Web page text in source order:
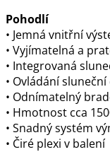
Pohodlí
• Jemná vnitřní
• Vyjímatelná a
• Integrovaná
• Ovládání
• Odnímatelný
• Hmotnost cca
• Snadný systém
• Čiré plexi v balení